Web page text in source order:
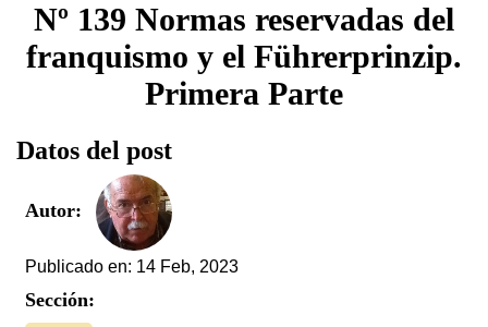
Nº 139 Normas reservadas del
franquismo y el Führerprinzip.
Primera Parte
Datos del post
Autor:
Publicado en: 14 Feb, 2023
Sección: